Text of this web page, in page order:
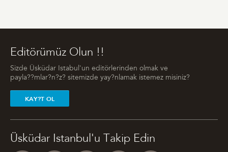
Editörümüz Olun !!
Sizde Üsküdar Istabul'un editörlerinden olmak ve
payla??mlar?n?z? sitemizde yay?nlamak istemez misiniz?
KAY?T OL
Üsküdar Istanbul'u Takip Edin